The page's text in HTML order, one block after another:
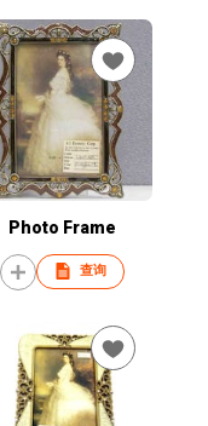
Photo Frame
查询